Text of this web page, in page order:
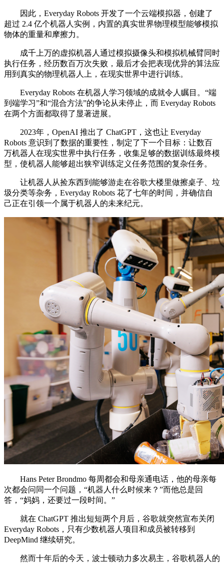
因此，Everyday Robots 开发了一个云端模拟器，创建了
超过 2.4 亿个机器人实例，内置的真实世界物理模型能够模拟
物体的重量和摩擦力。
成千上万的虚拟机器人通过模拟摄像头和模拟机械臂同时
执行任务，经历数百万次失败，最后才会把表现优异的算法应
用到真实的物理机器人上，在现实世界中进行训练。
Everyday Robots 在机器人学习领域的成就令人瞩目。“端
到端学习”和“混合方法”的争论从未停止，而 Everyday Robots
在两个方面都取得了显著进展。
2023年，OpenAI 推出了 ChatGPT，这也让 Everyday
Robots 意识到了数据的重要性，制定了下一个目标：让数百
万机器人在现实世界中执行任务，收集足够的数据训练最终模
型，使机器人能够超出狭窄训练定义任务范围的复杂任务。
让机器人从捡东西到能够游走在谷歌大楼里做擦桌子、垃
圾分类等杂务，Everyday Robots 花了七年的时间，并确信自
己正在引领一个属于机器人的未来纪元。
Hans Peter Brondmo 每周都会和母亲通电话，他的母亲每
次都会问同一个问题，“机器人什么时候来？”而他总是回
答，“妈妈，还要过一段时间。”
就在 ChatGPT 推出短短两个月后，谷歌就突然宣布关闭
Everyday Robots，只有少数机器人项目和成员被转移到
DeepMind 继续研究。
然而十年后的今天，波士顿动力多次易主，谷歌机器人的